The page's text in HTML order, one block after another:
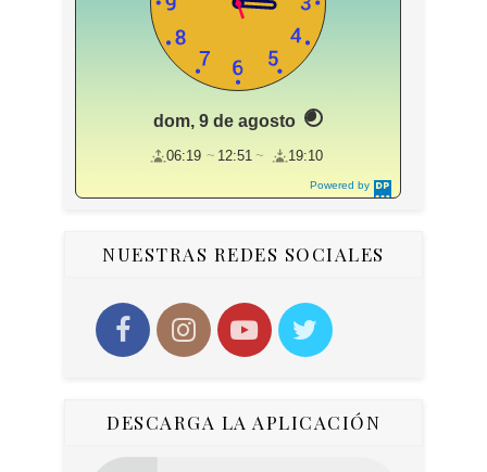
Powered by
DaysPedia.c
dom, 9 de agosto
06:19 12:51 19:10
NUESTRAS REDES SOCIALES
DESCARGA LA APLICACIÓN